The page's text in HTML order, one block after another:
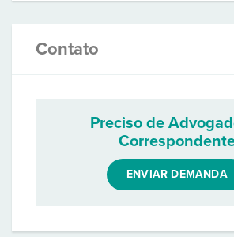
Contato
Preciso de
ENVIAR DEMANDA